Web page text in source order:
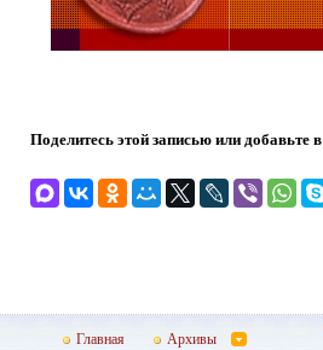
Поделитесь этой записью или добавьте
Главная Архивы